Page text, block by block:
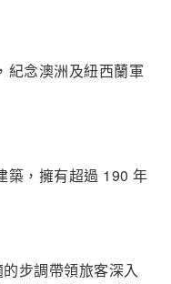
紀念澳洲及紐西蘭軍
築，擁有超過 190 年
步調帶領旅客深入